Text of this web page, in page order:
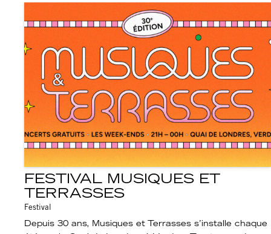
FESTIVAL MUSIQUES ET
TERRASSES
Festival
Depuis 30 ans, Musiques et Terrasses s’installe chaque